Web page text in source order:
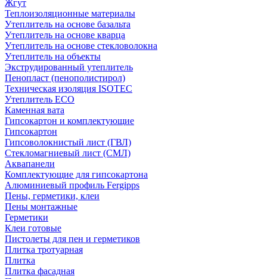
Жгут
Теплоизоляционные материалы
Утеплитель на основе базальта
Утеплитель на основе кварца
Утеплитель на основе стекловолокна
Утеплитель на объекты
Экструдированный утеплитель
Пенопласт (пенополистирол)
Техническая изоляция ISOTEC
Утеплитель ECO
Каменная вата
Гипсокартон и комплектующие
Гипсокартон
Гипсоволокнистый лист (ГВЛ)
Стекломагниевый лист (СМЛ)
Аквапанели
Комплектующие для гипсокартона
Алюминиевый профиль Fergipps
Пены, герметики, клеи
Пены монтажные
Герметики
Клеи готовые
Пистолеты для пен и герметиков
Плитка тротуарная
Плитка
Плитка фасадная